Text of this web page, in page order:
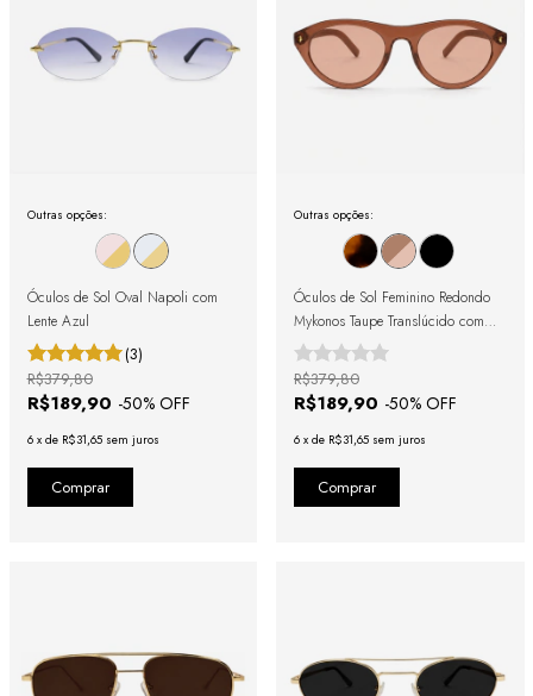
Outras opções:
Óculos de Sol Oval Napoli com
Lente Azul
(3)
R$189,90 -50% OFF
R$379,80
6 x de R$31,65 sem juros
Outras opções:
Óculos de Sol Feminino Redondo
Mykonos Taupe Translúcido com
Lente Rosa
R$189,90 -50% OFF
R$379,80
6 x de R$31,65 sem juros